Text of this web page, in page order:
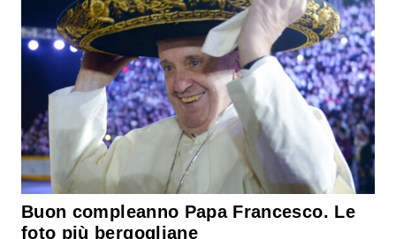
Buon compleanno Papa Francesco. Le
foto più bergogliane